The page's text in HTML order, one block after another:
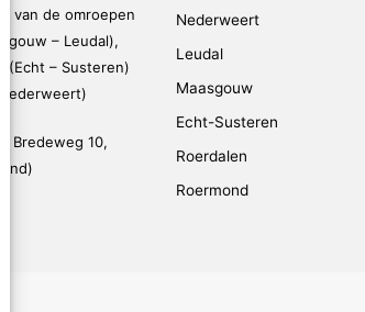
van de omroepen
– Leudal),
(Echt – Susteren)
Bredeweg 10,
Nederweert
Leudal
Maasgouw
Echt-Susteren
Roerdalen
Roermond